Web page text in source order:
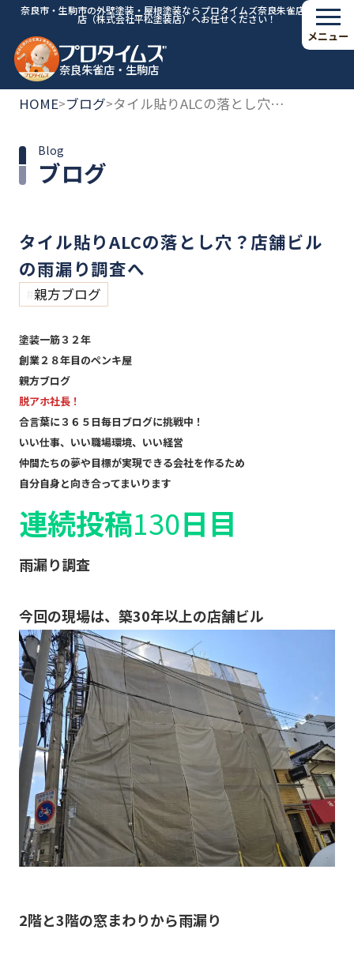
奈良市・生駒市の外壁塗装・屋根塗装ならプロタイムズ奈良朱雀店・生駒
店（株式会社平松塗装店）へお任せください！
奈良朱雀店・生駒店
メニュー
HOME>ブログ> タイル貼りALCの落とし穴？店舗ビルの雨漏り調査へ
ブログ
Blog
タイル貼りALCの落とし穴？店舗ビル
の雨漏り調査へ
親方ブログ
塗装一筋３２年
創業２８年目のペンキ屋
親方ブログ
脱アホ社長！
合言葉に３６５日毎日ブログに挑戦中！
いい仕事、いい職場環境、いい経営
仲間たちの夢や目標が実現できる会社を作るため
自分自身と向き合ってまいります
連続投稿130日目
雨漏り調査
今回の現場は、築30年以上の店舗ビル
2階と3階の窓まわりから雨漏り